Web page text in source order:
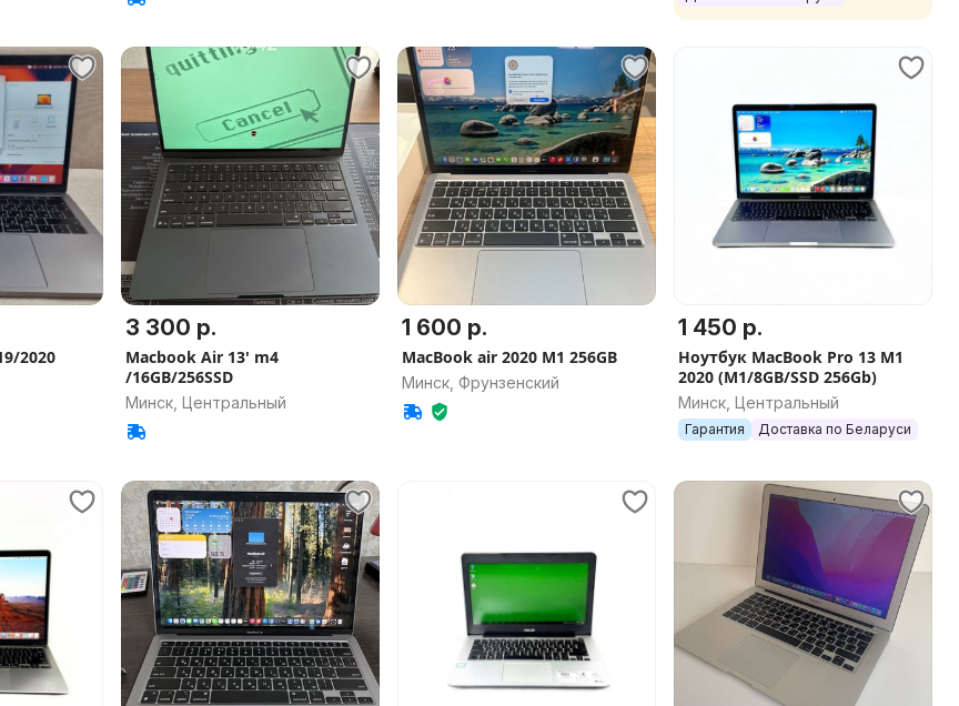
2020
3 300 р.
Macbook Air 13' m4
/16GB/256SSD
Минск, Центральный
1 600 р.
MacBook air 2020 M1 256GB
Минск, Фрунзенский
1 450 р.
Ноутбук MacBook Pro 13 M1
2020 (M1/8GB/SSD 256Gb)
Минск, Центральный
Гарантия Доставка по Беларуси